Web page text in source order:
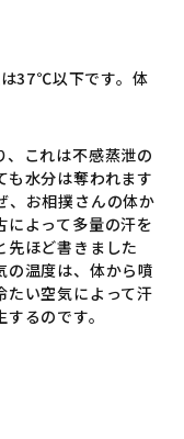
37℃以下です。体
これは不感蒸泄の
も水分は奪われます
、お相撲さんの体か
によって多量の汗を
先ほど書きました
の温度は、体から噴
たい空気によって汗
るのです。